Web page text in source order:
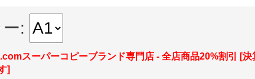
:
スーパーコピーブランド専門店 - 全店商品20%割引 [決
]